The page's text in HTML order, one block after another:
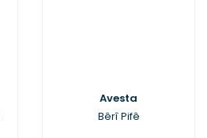
Avesta
Bêrî Pifê